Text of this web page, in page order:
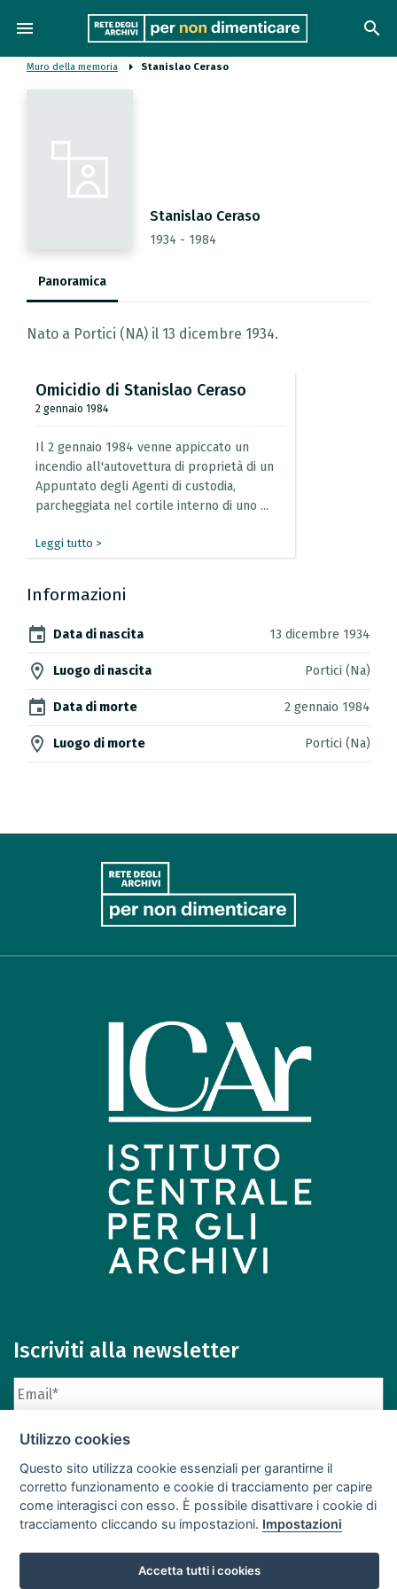
menu search
Muro della memoria Stanislao Ceraso
Stanislao Ceraso
1934 - 1984
Panoramica
Nato a Portici (NA) il 13 dicembre 1934.
Omicidio di Stanislao Ceraso
2 gennaio 1984
Il 2 gennaio 1984 venne appiccato un
incendio all'autovettura di proprietà di un
Appuntato degli Agenti di custodia,
parcheggiata nel cortile interno di uno ...
Leggi tutto >
Informazioni
event Data di nascita 13 dicembre 1934
location_on Luogo di nascita Portici (Na)
event Data di morte 2 gennaio 1984
location_on Luogo di morte Portici (Na)
Iscriviti alla newsletter
Iscriviti Archivio newsletter
Utilizzo cookies
Questo sito utilizza cookie essenziali per garantirne il
corretto funzionamento e cookie di tracciamento per capire
come interagisci con esso. È possibile disattivare i cookie di
tracciamento cliccando su impostazioni. Impostazioni
Accetta tutti i cookies